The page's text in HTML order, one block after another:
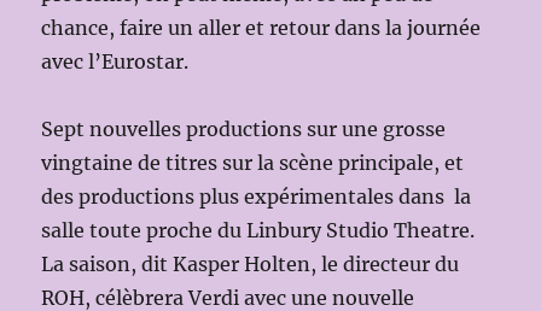
chance, faire un aller et retour dans la journée
avec l’Eurostar.
Sept nouvelles productions sur une grosse
vingtaine de titres sur la scène principale, et
des productions plus expérimentales dans la
salle toute proche du Linbury Studio Theatre.
La saison, dit Kasper Holten, le directeur du
ROH, célèbrera Verdi avec une nouvelle